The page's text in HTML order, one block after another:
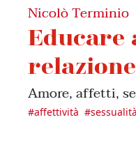
Nicolò Terminio
Educare
relazione
Amore, affetti,
#affettività #sessualità